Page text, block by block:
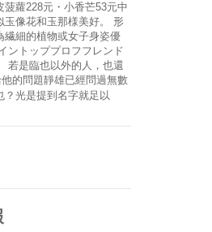
蘿228元・小香芒53元中
玉像花和玉那様美好。 形
繊細的植物或女子身姿優
ントッププロフフレンド
若是臨也以外的人，也還
的問題靜雄已經問過無數
光是提到名字就足以